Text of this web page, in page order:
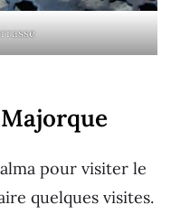
pour visiter le
quelques visites.